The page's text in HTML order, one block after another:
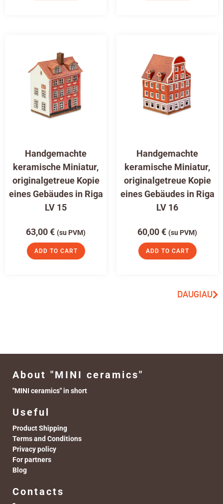
Handgemachte
keramische Miniatur,
originalgetreue Kopie
eines Gebäudes in Riga
LV 15
63,00€ (su PVM)
ADD TO CART
Handgemachte
keramische Miniatur,
originalgetreue Kopie
eines Gebäudes in Riga
LV 16
60,00€ (su PVM)
ADD TO CART
DAUGIAU
About "MINI ceramics"
"MINI ceramics" in short
Useful
Product Shipping
Terms and Conditions
Privacy policy
For partners
Blog
Contacts